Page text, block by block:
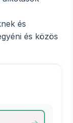
és
és közös